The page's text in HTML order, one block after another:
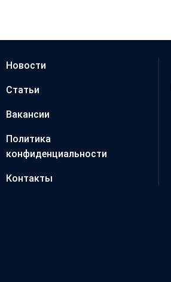
Новости
Статьи
Вакансии
Политика
конфиденциальности
Контакты